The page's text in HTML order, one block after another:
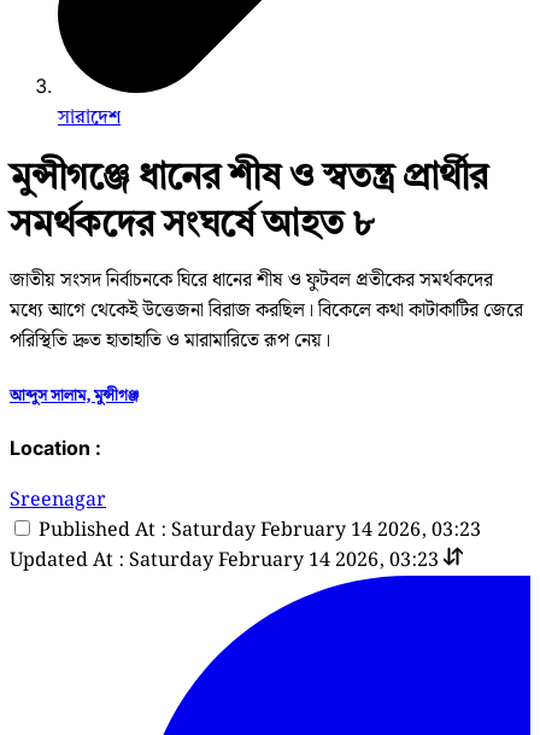
সারাদেশ
মুন্সীগঞ্জে ধানের শীষ ও স্বতন্ত্র প্রার্থীর
সমর্থকদের সংঘর্ষে আহত ৮
জাতীয় সংসদ নির্বাচনকে ঘিরে ধানের শীষ ও ফুটবল প্রতীকের সমর্থকদের
মধ্যে আগে থেকেই উত্তেজনা বিরাজ করছিল। বিকেলে কথা কাটাকাটির জেরে
পরিস্থিতি দ্রুত হাতাহাতি ও মারামারিতে রূপ নেয়।
আব্দুস সালাম, মুন্সীগঞ্জ
Location :
Sreenagar
Published At : Saturday February 14 2026, 03:23
Updated At : Saturday February 14 2026, 03:23